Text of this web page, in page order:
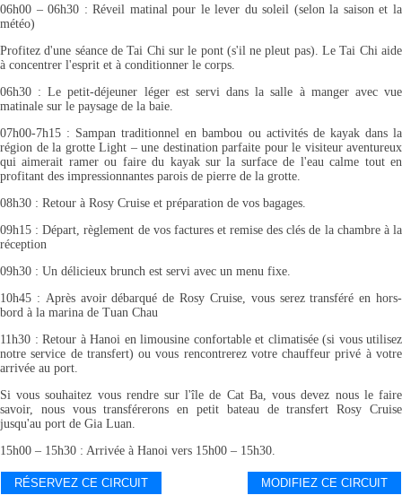
06h00 – 06h30 : Réveil matinal pour le lever du soleil (selon la saison et la
météo)
Profitez d'une séance de Tai Chi sur le pont (s'il ne pleut pas). Le Tai Chi aide
à concentrer l'esprit et à conditionner le corps.
06h30 : Le petit-déjeuner léger est servi dans la salle à manger avec vue
matinale sur le paysage de la baie.
07h00-7h15 : Sampan traditionnel en bambou ou activités de kayak dans la
région de la grotte Light – une destination parfaite pour le visiteur aventureux
qui aimerait ramer ou faire du kayak sur la surface de l'eau calme tout en
profitant des impressionnantes parois de pierre de la grotte.
08h30 : Retour à Rosy Cruise et préparation de vos bagages.
09h15 : Départ, règlement de vos factures et remise des clés de la chambre à la
réception
09h30 : Un délicieux brunch est servi avec un menu fixe.
10h45 : Après avoir débarqué de Rosy Cruise, vous serez transféré en hors-
bord à la marina de Tuan Chau
11h30 : Retour à Hanoi en limousine confortable et climatisée (si vous utilisez
notre service de transfert) ou vous rencontrerez votre chauffeur privé à votre
arrivée au port.
Si vous souhaitez vous rendre sur l'île de Cat Ba, vous devez nous le faire
savoir, nous vous transférerons en petit bateau de transfert Rosy Cruise
jusqu'au port de Gia Luan.
15h00 – 15h30 : Arrivée à Hanoi vers 15h00 – 15h30.
RÉSERVEZ CE CIRCUIT MODIFIEZ CE CIRCUIT